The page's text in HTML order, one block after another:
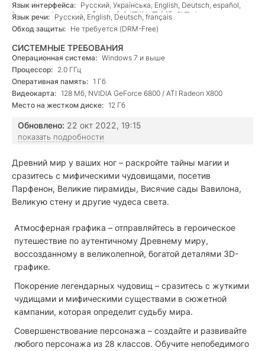
Язык интерфейса: Русский, Українська, English, Deutsch, español,
français, italiano, polski, český, 中文(简体), 日本語, 한국어
Язык речи: Русский, English, Deutsch, français
Обход защиты: Не требуется (DRM-Free)
СИСТЕМНЫЕ ТРЕБОВАНИЯ
Операционная система: Windows 7 и выше
Процессор: 2.0 ГГц
Оперативная память: 1 Гб
Видеокарта: 128 Мб, NVIDIA GeForce 6800 / ATI Radeon X800
Место на жестком диске: 12 Гб
Обновлено: 22 окт 2022, 19:15
показать подробности
Древний мир у ваших ног – раскройте тайны магии и
сразитесь с мифическими чудовищами, посетив
Парфенон, Великие пирамиды, Висячие сады Вавилона,
Великую стену и другие чудеса света.
Атмосферная графика – отправляйтесь в героическое
путешествие по аутентичному Древнему миру,
воссозданному в великолепной, богатой деталями 3D-
графике.
Покорение легендарных чудовищ – сразитесь с жуткими
чудищами и мифическими существами в сюжетной
кампании, которая определит судьбу мира.
Совершенствование персонажа – создайте и развивайте
любого персонажа из 28 классов. Обучите непобедимого